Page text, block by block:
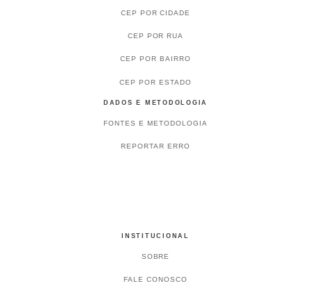
CEP POR CIDADE
CEP POR RUA
CEP POR BAIRRO
CEP POR ESTADO
DADOS E METODOLOGIA
FONTES E METODOLOGIA
REPORTAR ERRO
INSTITUCIONAL
SOBRE
FALE CONOSCO